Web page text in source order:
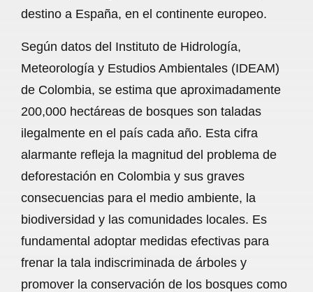
o A r
destino a España, en el continente europeo.
Según datos del Instituto de Hidrología,
Meteorología y Estudios Ambientales (IDEAM)
de Colombia, se estima que aproximadamente
200,000 hectáreas de bosques son taladas
ilegalmente en el país cada año. Esta cifra
alarmante refleja la magnitud del problema de
deforestación en Colombia y sus graves
consecuencias para el medio ambiente, la
biodiversidad y las comunidades locales. Es
fundamental adoptar medidas efectivas para
frenar la tala indiscriminada de árboles y
promover la conservación de los bosques como